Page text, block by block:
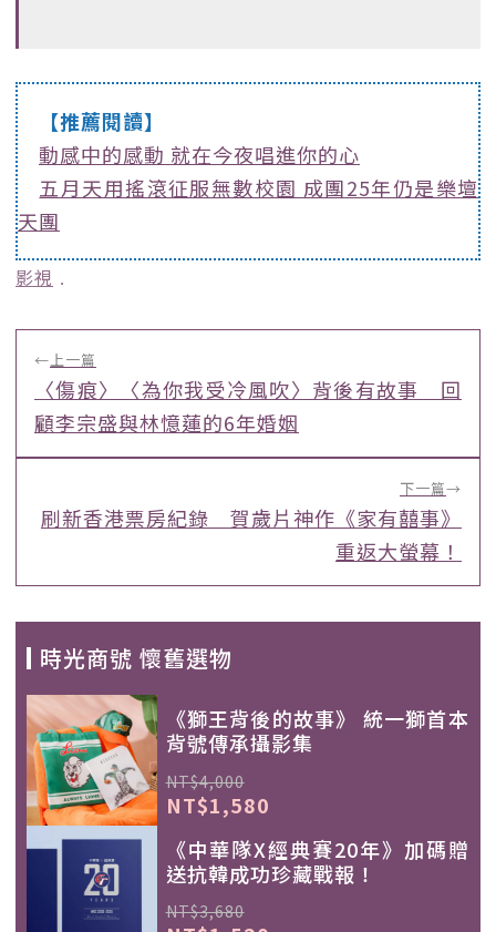
【推薦閱讀】
動感中的感動 就在今夜唱進你的心
五月天用搖滾征服無數校園 成團25年仍是樂壇
天團
影視 ﹒
←上一篇
〈傷痕〉〈為你我受冷風吹〉背後有故事 回
顧李宗盛與林憶蓮的6年婚姻
下一篇→
刷新香港票房紀錄 賀歲片神作《家有囍事》
重返大螢幕！
時光商號 懷舊選物
《獅王背後的故事》 統一獅首本
背號傳承攝影集
NT$4,000
NT$1,580
《中華隊X經典賽20年》加碼贈
送抗韓成功珍藏戰報！
NT$3,680